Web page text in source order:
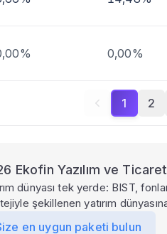
0,00%
1 2
Ekofin Yazılım ve
dünyası tek yerde: BIST,
şekillenen yatırım
en uygun paketi bulun